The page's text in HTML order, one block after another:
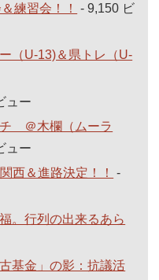
練習会！！
- 9,150 ビ
（U-13)＆県トレ（U-
ュー
チ ＠木欄（ムーラ
ュー
西＆進路決定！！
-
。行列の出来るあら
基金」の影：抗議活